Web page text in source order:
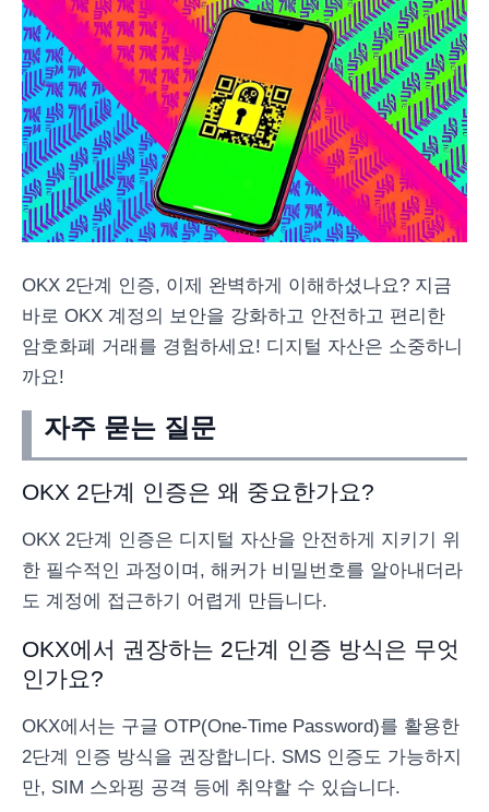
OKX 2단계 인증, 이제 완벽하게 이해하셨나요? 지금
바로 OKX 계정의 보안을 강화하고 안전하고 편리한
암호화폐 거래를 경험하세요! 디지털 자산은 소중하니
까요!
자주 묻는 질문
OKX 2단계 인증은 왜 중요한가요?
OKX 2단계 인증은 디지털 자산을 안전하게 지키기 위
한 필수적인 과정이며, 해커가 비밀번호를 알아내더라
도 계정에 접근하기 어렵게 만듭니다.
OKX에서 권장하는 2단계 인증 방식은 무엇
인가요?
OKX에서는 구글 OTP(One-Time Password)를 활용한
2단계 인증 방식을 권장합니다. SMS 인증도 가능하지
만, SIM 스와핑 공격 등에 취약할 수 있습니다.